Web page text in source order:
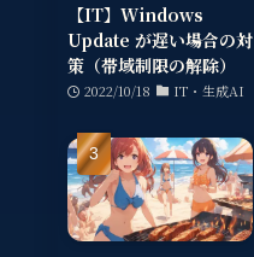
【IT】Windows
Update が遅い場合の対
策（帯域制限の解除）
2022/10/18 IT・生成AI